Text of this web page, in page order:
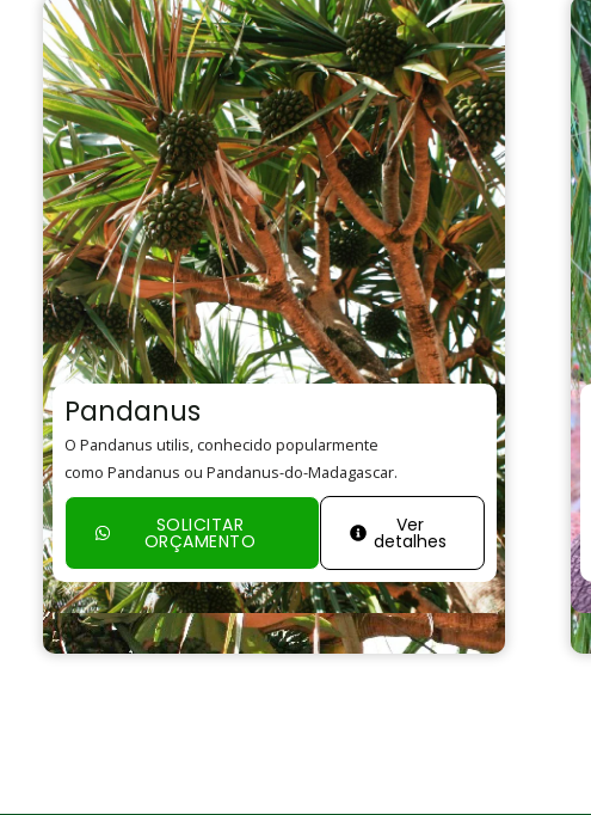
Pandanus
O Pandanus utilis, conhecido popularmente
como Pandanus ou Pandanus-do-Madagascar.
SOLICITAR
ORÇAMENTO
Ver
detalhes